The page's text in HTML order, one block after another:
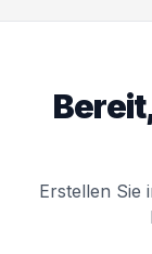
Erstellen Sie